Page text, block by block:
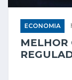
ECONOMIA
MELHOR